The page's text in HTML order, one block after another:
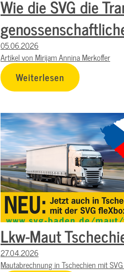
Wie die SVG die
05.06.2026
Artikel von Mirijam Annina Merkoffer
Weiterlesen
Lkw-Maut
27.04.2026
Mautabrechnung in Tschechien mit